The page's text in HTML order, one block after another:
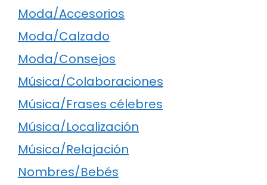
Moda/Accesorios
Moda/Calzado
Moda/Consejos
Música/Colaboraciones
Música/Frases célebres
Música/Localización
Música/Relajación
Nombres/Bebés